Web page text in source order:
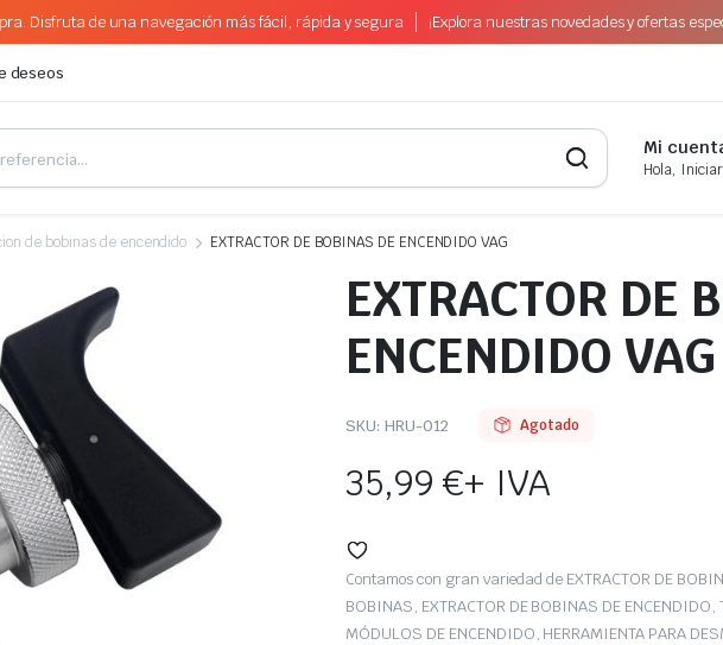
Disfruta de una navegación más fácil, rápida y segura ¡Explora nuestras novedades y ofertas
deseos
Mi
Hola,
de bobinas de encendido EXTRACTOR DE BOBINAS DE ENCENDIDO VAG
EXTRACTOR DE
ENCENDIDO VAG
SKU: HRU-012 Agotado
35,99€+ IVA
Contamos con gran variedad de EXTRACTOR DE
BOBINAS, EXTRACTOR DE BOBINAS DE
MÓDULOS DE ENCENDIDO, HERRAMIENTA PARA